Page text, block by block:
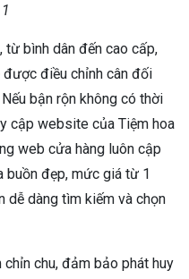
bình dân đến cao cấp,
điều chỉnh cân đối
bận rộn không có thời
cập website của Tiệm hoa
web cửa hàng luôn cập
buồn đẹp, mức giá từ 1
dễ dàng tìm kiếm và chọn
chu, đảm bảo phát huy